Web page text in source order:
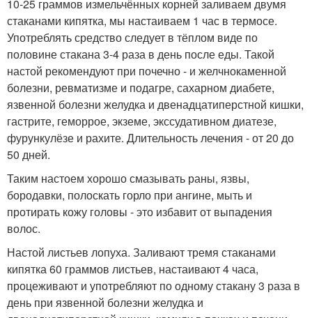
10-25 граммов измельчённых корней заливаем двумя
стаканами кипятка, мы настаиваем 1 час в термосе.
Употреблять средство следует в тёплом виде по
половине стакана 3-4 раза в день после еды. Такой
настой рекомендуют при почечно - и желчнокаменной
болезни, ревматизме и подагре, сахарном диабете,
язвенной болезни желудка и двенадцатиперстной кишки,
гастрите, геморрое, экземе, экссудативном диатезе,
фурункулёзе и рахите. Длительность лечения - от 20 до
50 дней.
Таким настоем хорошо смазывать раны, язвы,
бородавки, полоскать горло при ангине, мыть и
протирать кожу головы - это избавит от выпадения
волос.
Настой листьев лопуха. Заливают тремя стаканами
кипятка 60 граммов листьев, настаивают 4 часа,
процеживают и употребляют по одному стакану 3 раза в
день при язвенной болезни желудка и